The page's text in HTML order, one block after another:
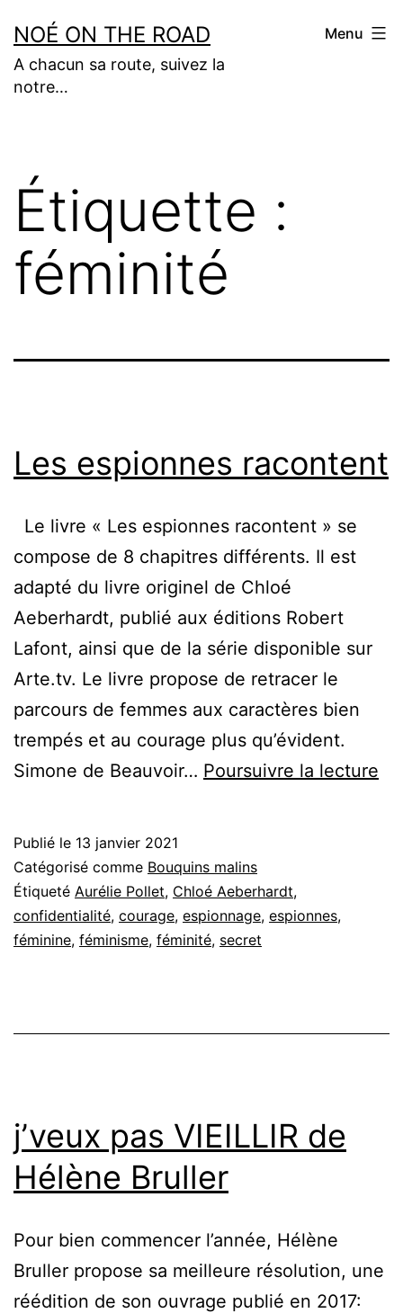
au
contenu
NOÉ ON THE ROAD
A chacun sa route, suivez la
notre…
Menu
Étiquette :
féminité
Les espionnes racontent
Le livre « Les espionnes racontent » se
compose de 8 chapitres différents. Il est
adapté du livre originel de Chloé
Aeberhardt, publié aux éditions Robert
Lafont, ainsi que de la série disponible sur
Arte.tv. Le livre propose de retracer le
parcours de femmes aux caractères bien
trempés et au courage plus qu’évident.
Simone de Beauvoir… Poursuivre la lecture
Publié le 13 janvier 2021
Catégorisé comme Bouquins malins
Étiqueté Aurélie Pollet, Chloé Aeberhardt,
confidentialité, courage, espionnage, espionnes,
féminine, féminisme, féminité, secret
j’veux pas VIEILLIR de
Hélène Bruller
Pour bien commencer l’année, Hélène
Bruller propose sa meilleure résolution, une
réédition de son ouvrage publié en 2017: